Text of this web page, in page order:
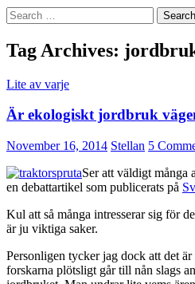
Search
for:
Tag Archives:
Lite av varje
Är ekologiskt jordbruk
November 16, 2014 Stellan 5
Ser att väldigt många
en debattartikel som publicerats på
Kul att så många intresserar sig för
är ju viktiga saker.
Personligen tycker jag dock att det
forskarna plötsligt går till nån slags